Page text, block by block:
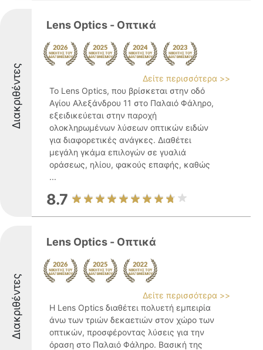
Διακριθέντες
Lens Optics - Οπτικά
Δείτε περισσότερα >>
Το Lens Optics, που βρίσκεται στην οδό
Αγίου Αλεξάνδρου 11 στο Παλαιό Φάληρο,
εξειδικεύεται στην παροχή
ολοκληρωμένων λύσεων οπτικών ειδών
για διαφορετικές ανάγκες. Διαθέτει
μεγάλη γκάμα επιλογών σε γυαλιά
οράσεως, ηλίου, φακούς επαφής, καθώς
...
8.7
Διακριθέντες
Lens Optics - Οπτικά
Δείτε περισσότερα >>
Η Lens Optics διαθέτει πολυετή εμπειρία
άνω των τριών δεκαετιών στον χώρο των
οπτικών, προσφέροντας λύσεις για την
όραση στο Παλαιό Φάληρο. Βασική της